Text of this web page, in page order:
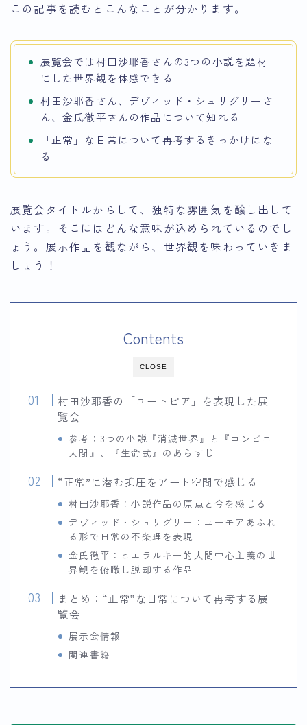
この記事を読むとこんなことが分かります。
展覧会では村田沙耶香さんの3つの小説を題材
にした世界観を体感できる
村田沙耶香さん、デヴィッド・シュリグリーさ
ん、金氏徹平さんの作品について知れる
「正常」な日常について再考するきっかけにな
る
展覧会タイトルからして、独特な雰囲気を醸し出して
います。そこにはどんな意味が込められているのでし
ょう。展示作品を観ながら、世界観を味わっていきま
しょう！
CLOSE
Contents
村田沙耶香の「ユートピア」を表現した展
覧会
参考：3つの小説『消滅世界』と『コンビニ
人間』、『生命式』のあらすじ
“正常”に潜む抑圧をアート空間で感じる
村田沙耶香：小説作品の原点と今を感じる
デヴィッド・シュリグリー：ユーモアあふれ
る形で日常の不条理を表現
金氏徹平：ヒエラルキー的人間中心主義の世
界観を俯瞰し脱却する作品
まとめ：“正常”な日常について再考する展
覧会
展示会情報
関連書籍